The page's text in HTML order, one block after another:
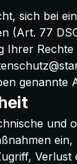
sich bei
(Art. 77
Ihrer
genannte
und